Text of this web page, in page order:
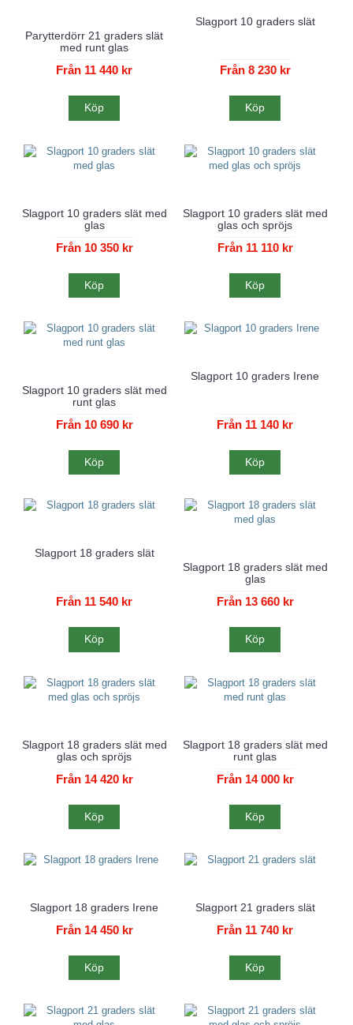
Parytterdörr 21 graders slät
med runt glas
Från 11 440 kr
Köp
Slagport 10 graders slät
Från 8 230 kr
Köp
Slagport 10 graders slät med
glas
Från 10 350 kr
Köp
Slagport 10 graders slät med
glas och spröjs
Från 11 110 kr
Köp
Slagport 10 graders slät med
runt glas
Från 10 690 kr
Köp
Slagport 10 graders Irene
Från 11 140 kr
Köp
Slagport 18 graders slät
Från 11 540 kr
Köp
Slagport 18 graders slät med
glas
Från 13 660 kr
Köp
Slagport 18 graders slät med
glas och spröjs
Från 14 420 kr
Köp
Slagport 18 graders slät med
runt glas
Från 14 000 kr
Köp
Slagport 18 graders Irene
Från 14 450 kr
Köp
Slagport 21 graders slät
Från 11 740 kr
Köp